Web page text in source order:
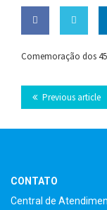
FacebookTwitter
Comemoração dos
Previous article
CONTATO
Central de